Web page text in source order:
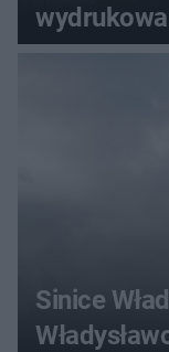
Sinice